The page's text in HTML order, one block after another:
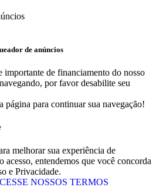
de anúncios
importante de financiamento do nosso
por favor desabilite seu
página para continuar sua navegação!
melhorar sua experiência de
acesso, entendemos que você concorda
e Privacidade.
NOSSOS TERMOS